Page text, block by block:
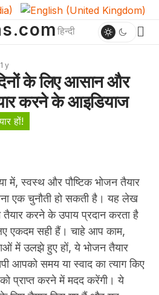
हिन्दी
1 y
के लिए आसान और
करने के आइडियाज
हों!
में, स्वस्थ और पौष्टिक भोजन तैयार
एक चुनौती हो सकती है। यह लेख
करने के उपाय प्रदान करता है
एकदम सही हैं। चाहे आप काम,
में उलझे हुए हों, ये भोजन तैयार
आपको समय या स्वाद का त्याग किए
प्राप्त करने में मदद करेंगी। ये